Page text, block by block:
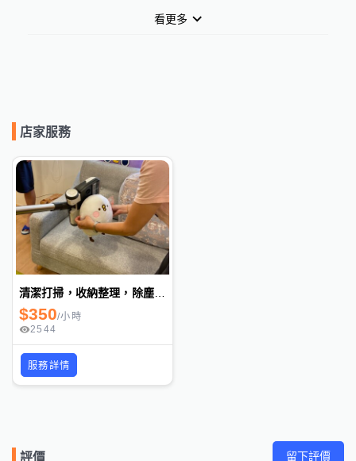
看更多
店家服務
清潔打掃，收納整理，除塵滿，煮素食餐
$350/小時
2544
服務詳情
評價 留下評價